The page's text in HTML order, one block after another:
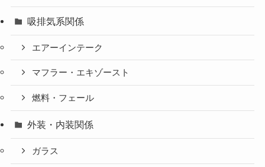
吸排気系関係
エアーインテーク
マフラー・エキゾースト
燃料・フェール
外装・内装関係
ガラス